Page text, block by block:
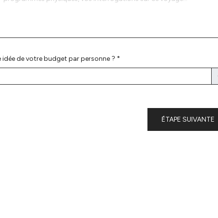
idée de votre budget par personne ? *
ÉTAPE SUIVANTE